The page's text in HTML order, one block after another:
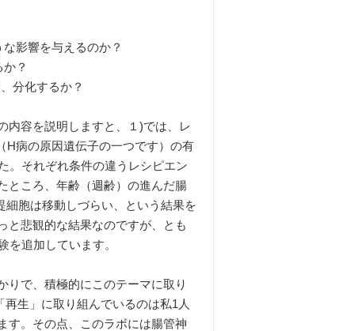
影響を与えるのか？
？
分化するか？
内容を説明しますと、１)では、レ
H病の原因遺伝子の一つです）の有
。それぞれ条件の違うレシピエン
ところ、年齢（週齢）の進んだ腸
胞は移動しづらい、という結果を
と悲観的な結果なのですが、とも
を追加しています。
で、積極的にこのテーマに取り
生」に取り組んでいるのは私1人
す。その点、このラボには腸管神